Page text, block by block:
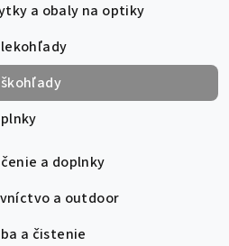
a obaly na optiky
a doplnky
a outdoor
a čistenie